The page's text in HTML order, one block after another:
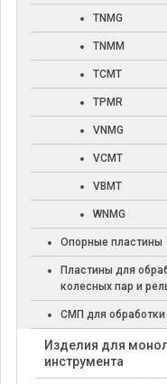
TNMG
TNMM
TCMT
TPMR
VNMG
VCMT
VBMT
WNMG
Опорные пластины
Пластины для
колесных пар и
СМП для
Изделия для
инструмента